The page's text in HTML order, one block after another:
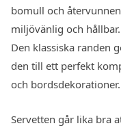
bomull och
miljövänlig och hållbar.
Den klassiska randen
den till ett perfekt
och bordsdekorationer.
Servetten går lika bra